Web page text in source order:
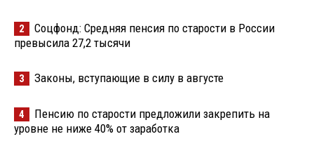
2
Соцфонд: Средняя пенсия по старости в России
превысила 27,2 тысячи
3 Законы, вступающие в силу в августе
4
Пенсию по старости предложили закрепить на
уровне не ниже 40% от заработка